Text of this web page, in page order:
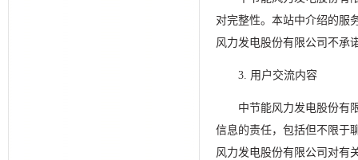
对完整性。本站中介绍的服
风力发电股份有限公司不承
3. 用户交流内容
中节能风力发电股份有
信息的责任，包括但不限于
风力发电股份有限公司对有